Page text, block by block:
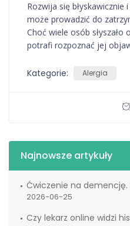
Rozwija się
może prowadzić do
Choć wiele osób słyszało
potrafi rozpoznać jej
Kategorie: Alergia
Najnowsze artykuły
Ćwiczenie na demencję. Czy ruch
2026-06-25
Czy lekarz online widzi